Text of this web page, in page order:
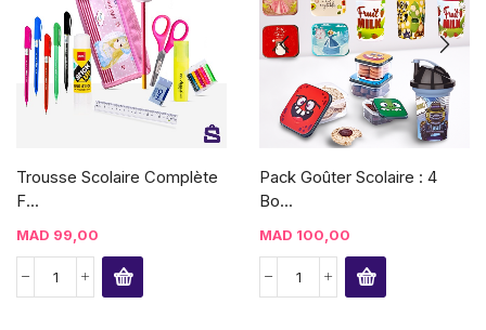
Trousse Scolaire Complète
F...
MAD 99,00
Pack Goûter Scolaire : 4
Bo...
MAD 100,00